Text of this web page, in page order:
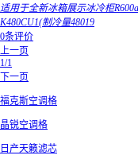
适用于全新冰箱展示冰冷柜
K480CU1(制冷量48019
0条评价
上一页
1/1
下一页
福克斯空调格
晶锐空调格
日产天籁滤芯